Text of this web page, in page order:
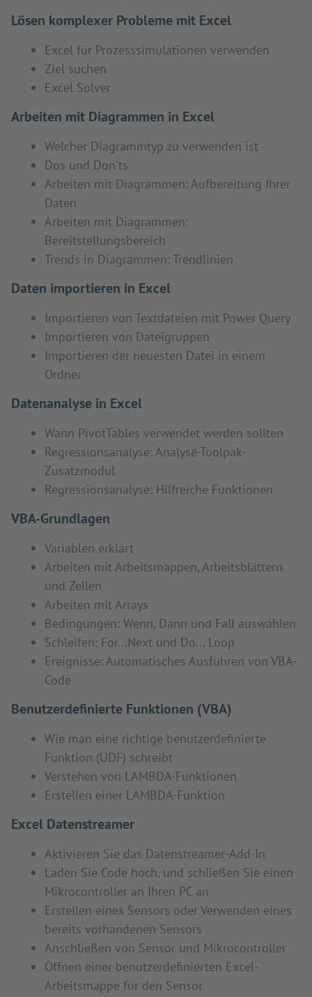
Lösen komplexer Probleme mit Excel
Excel für Prozesssimulationen verwenden
Ziel suchen
Excel Solver
Arbeiten mit Diagrammen in Excel
Welcher Diagrammtyp zu verwenden ist
Dos und Don'ts
Arbeiten mit Diagrammen: Aufbereitung Ihrer
Daten
Arbeiten mit Diagrammen:
Bereitstellungsbereich
Trends in Diagrammen: Trendlinien
Daten importieren in Excel
Importieren von Textdateien mit Power Query
Importieren von Dateigruppen
Importieren der neuesten Datei in einem
Ordner
Datenanalyse in Excel
Wann PivotTables verwendet werden sollten
Regressionsanalyse: Analyse-Toolpak-
Zusatzmodul
Regressionsanalyse: Hilfreiche Funktionen
VBA-Grundlagen
Variablen erklärt
Arbeiten mit Arbeitsmappen, Arbeitsblättern
und Zellen
Arbeiten mit Arrays
Bedingungen: Wenn, Dann und Fall auswählen
Schleifen: For...Next und Do... Loop
Ereignisse: Automatisches Ausführen von VBA-
Code
Benutzerdefinierte Funktionen (VBA)
Wie man eine richtige benutzerdefinierte
Funktion (UDF) schreibt
Verstehen von LAMBDA-Funktionen
Erstellen einer LAMBDA-Funktion
Excel Datenstreamer
Aktivieren Sie das Datenstreamer-Add-In
Laden Sie Code hoch, und schließen Sie einen
Mikrocontroller an Ihren PC an
Erstellen eines Sensors oder Verwenden eines
bereits vorhandenen Sensors
Anschließen von Sensor und Mikrocontroller
Öffnen einer benutzerdefinierten Excel-
Arbeitsmappe für den Sensor